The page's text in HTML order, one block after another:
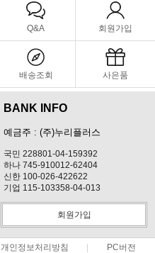
Q&A 회원가입
배송조회 사은품
BANK INFO
예금주 : (주)누리플러스
국민 228801-04-159392
하나 745-910012-62404
신한 100-026-422622
기업 115-103358-04-013
회원가입
개인정보처리방침 PC버전